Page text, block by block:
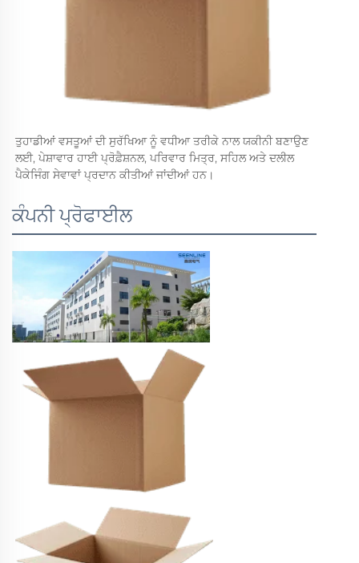
ਤੁਹਾਡੀਆਂ ਵਸਤੂਆਂ ਦੀ ਸੁਰੱਖਿਆ ਨੂੰ ਵਧੀਆ ਤਰੀਕੇ ਨਾਲ ਯਕੀਨੀ ਬਣਾਉਣ
ਲਈ, ਪੇਸ਼ਾਵਾਰ ਹਾਈ ਪ੍ਰੋਫ਼ੈਸ਼ਨਲ, ਪਰਿਵਾਰ ਮਿਤ੍ਰ, ਸਹਿਲ ਅਤੇ ਦਲੀਲ
ਪੈਕੇਜਿੰਗ ਸੇਵਾਵਾਂ ਪ੍ਰਦਾਨ ਕੀਤੀਆਂ ਜਾਂਦੀਆਂ ਹਨ।
ਕੰਪਨੀ ਪ੍ਰੋਫਾਈਲ